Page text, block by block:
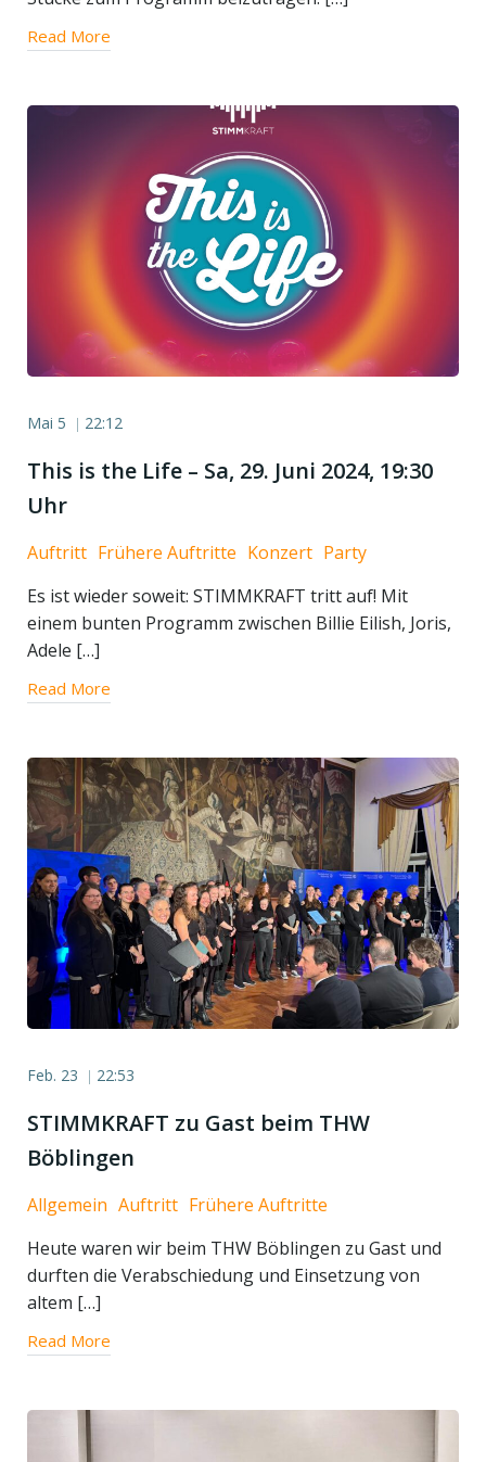
Read More
Mai 5 | 22:12
This is the Life – Sa, 29. Juni 2024, 19:30
Uhr
Auftritt Frühere Auftritte Konzert Party
Es ist wieder soweit: STIMMKRAFT tritt auf! Mit
einem bunten Programm zwischen Billie Eilish, Joris,
Adele […]
Read More
Feb. 23 | 22:53
STIMMKRAFT zu Gast beim THW
Böblingen
Allgemein Auftritt Frühere Auftritte
Heute waren wir beim THW Böblingen zu Gast und
durften die Verabschiedung und Einsetzung von
altem […]
Read More